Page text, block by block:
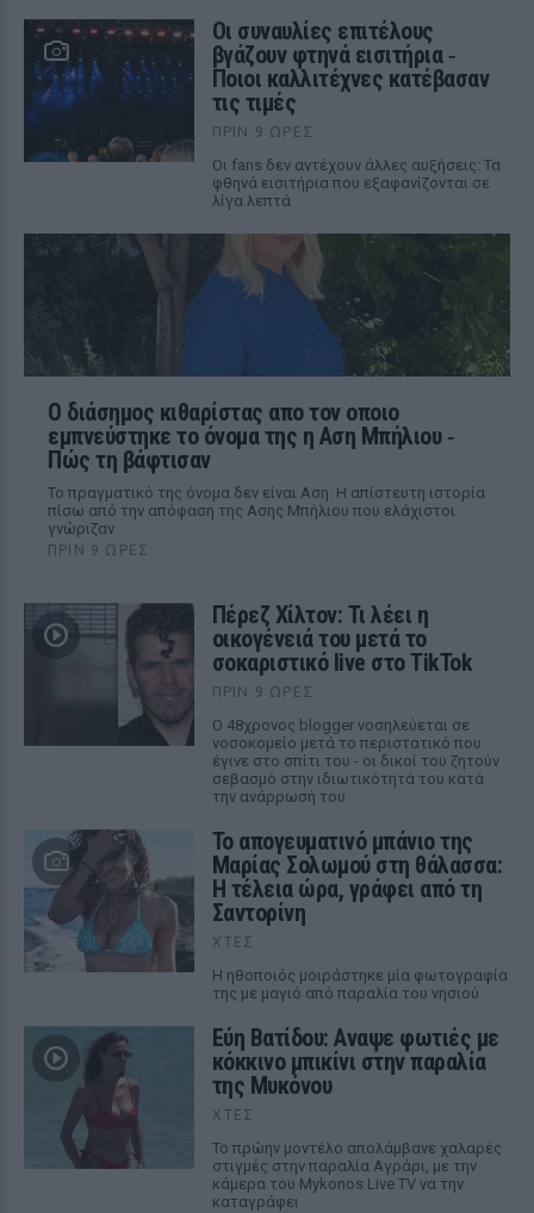
Οι συναυλίες επιτέλους
βγάζουν φτηνά εισιτήρια ‑
Ποιοι καλλιτέχνες κατέβασαν
τις τιμές
ΠΡΙΝ 9 ΏΡΕΣ
Οι fans δεν αντέχουν άλλες αυξήσεις: Τα
φθηνά εισιτήρια που εξαφανίζονται σε
λίγα λεπτά
Ο διάσημος κιθαρίστας απο τον οποιο
εμπνεύστηκε το όνομα της η Αση Μπήλιου ‑
Πώς τη βάφτισαν
Το πραγματικό της όνομα δεν είναι Αση: Η απίστευτη ιστορία
πίσω από την απόφαση της Ασης Μπήλιου που ελάχιστοι
γνώριζαν
ΠΡΙΝ 9 ΏΡΕΣ
Πέρεζ Χίλτον: Τι λέει η
οικογένειά του μετά το
σοκαριστικό live στο TikTok
ΠΡΙΝ 9 ΏΡΕΣ
Ο 48χρονος blogger νοσηλεύεται σε
νοσοκομείο μετά το περιστατικό που
έγινε στο σπίτι του - οι δικοί του ζητούν
σεβασμό στην ιδιωτικότητά του κατά
την ανάρρωσή του
Το απογευματινό μπάνιο της
Μαρίας Σολωμού στη θάλασσα:
Η τέλεια ώρα, γράφει από τη
Σαντορίνη
ΧΤΕΣ
Η ηθοποιός μοιράστηκε μία φωτογραφία
της με μαγιό από παραλία του νησιού
Εύη Βατίδου: Αναψε φωτιές με
κόκκινο μπικίνι στην παραλία
της Μυκόνου
ΧΤΕΣ
Το πρώην μοντέλο απολάμβανε χαλαρές
στιγμές στην παραλία Αγράρι, με την
κάμερα του Mykonos Live TV να την
καταγράφει